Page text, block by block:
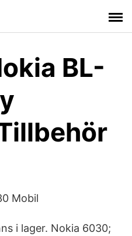
BL-
Mobil
i lager. Nokia 6030;